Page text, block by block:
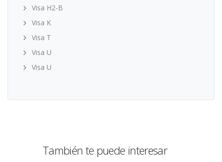
Visa H2-B
Visa K
Visa T
Visa U
Visa U
También te puede interesar